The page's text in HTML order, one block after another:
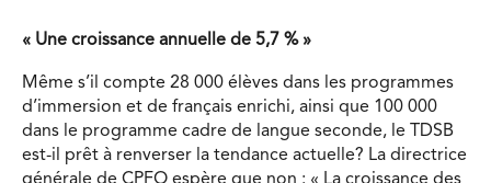
« Une croissance annuelle de 5,7 % »
Même s’il compte 28 000 élèves dans les programmes
d’immersion et de français enrichi, ainsi que 100 000
dans le programme cadre de langue seconde, le TDSB
est-il prêt à renverser la tendance actuelle? La directrice